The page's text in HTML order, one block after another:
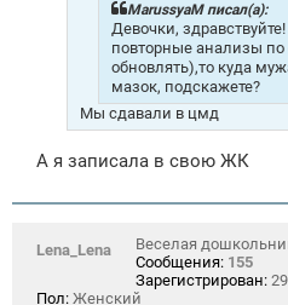
MarussyaM писал(а):
Девочки,
повторные анализы
обновлять),то куда
мазок, подскажете?
Мы сдавали в цмд
А я записала в свою ЖК
Lena_Lena
Веселая
Сообщения: 155
Зарегистрирован:
Пол: Женский